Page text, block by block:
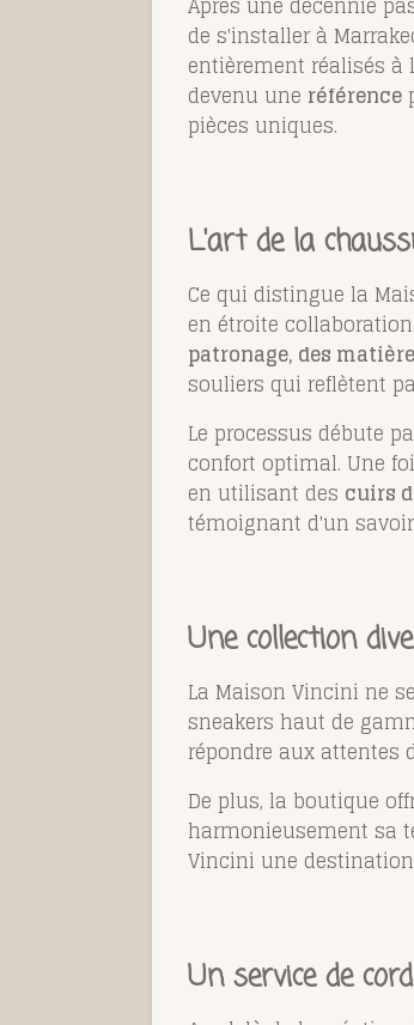
de s'installer à
entièrement réalisés à
devenu une référence
pièces uniques.
L'art de la
Ce qui distingue la
en étroite
patronage, des
souliers qui reflètent
Le processus débute
confort optimal. Une
en utilisant des cuirs
témoignant d'un
Une collection
La Maison Vincini ne
sneakers haut de
répondre aux attentes
De plus, la boutique
harmonieusement sa
Vincini une
Un service de